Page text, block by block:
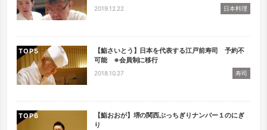
2019.12.22 日本料理
TOP
【鮨さいとう】日本を代表する江戸前寿司 予約不
可能 ※会員制に移行
2018.10.27 寿司
TOP
【鮨おおが】堺の関西ぶっちぎりナンバー１のにぎ
り